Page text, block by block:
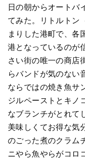
日の朝からオートバ
てみた。リトルトン
まりした港町で、各
港となっているのが
さい街の唯一の商店
らバンドが気のない
ならではの焼き魚サ
ジルペーストとキ
なブランチがとれて
美味しくてお得な気
のごった煮のクラム
ニやら魚やらがコロ